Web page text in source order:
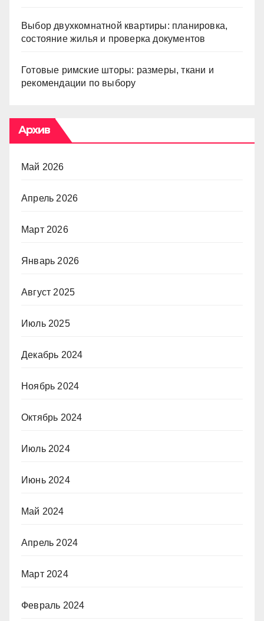
Выбор двухкомнатной квартиры: планировка,
состояние жилья и проверка документов
Готовые римские шторы: размеры, ткани и
рекомендации по выбору
Архив
Май 2026
Апрель 2026
Март 2026
Январь 2026
Август 2025
Июль 2025
Декабрь 2024
Ноябрь 2024
Октябрь 2024
Июль 2024
Июнь 2024
Май 2024
Апрель 2024
Март 2024
Февраль 2024